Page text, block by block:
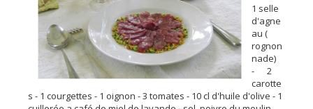
1 selle
d'agne
au (
rognon
nade)
- 2
carotte
s - 1 courgettes - 1 oignon - 3 tomates - 10 cl d'huile d'olive - 1